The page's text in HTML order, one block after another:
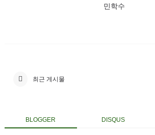
민학수
최근 게시물
BLOGGER DISQUS